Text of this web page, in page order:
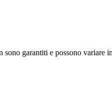
garantiti e possono variare